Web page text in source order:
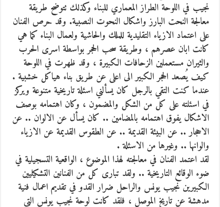
نجيب في اللوحة الطراز المعماري للبناء وكذلك تتوضح طريقة
معالجة النحت البارز واشكال النحوت النصبية. وقد حرص الفنان
على اعتماد الازياء التقليدية للملك والحاشية ولعمال البناء كما هي
كانت ابان عصرهم ، وطريقة سحب الحجر بواسطة اسرى الحرب
والثيران مستعملين الزحافات الكبيرة ، وقد ظهرت في اللوحة
كيف يُصعد الحجر الكبير الى اعلى عن طريق بناء هياكل خشبية .
عندما كنت التقي بالرجل كان يسألني اسئلة تاريخية متنوعة ويركز
في اسئلته على كل من الشكل والمضمون ، وكان اهتمامه بوصف
الاشكال يفوق اهتمامه بالمضامين .. كان يسأل عن الالوان .. عن
الاحجار .. عن البيئة القديمة .. عن الطقوس القديمة عن الازياء
والوانها .. وغيرها من الاسئلة .
لقد اعتمد الفنان في معالجته لهذا الموضوع ، الواقعية التسجيلية في
ضوء الوقائع التاريخية .. ولقد تبارى كل من الفنانين التشكيليين
الكبيرين نجيب يونس والراحل ضرار القدو في تقديم اعمال فنية
مدهشة عن تاريخ الموصل ، فلقد كانت لوحة نجيب يونس التي